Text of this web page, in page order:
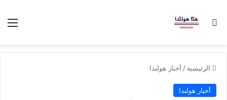
بحث عن
الرئيسية / أخبار هولندا
أخبار هولندا